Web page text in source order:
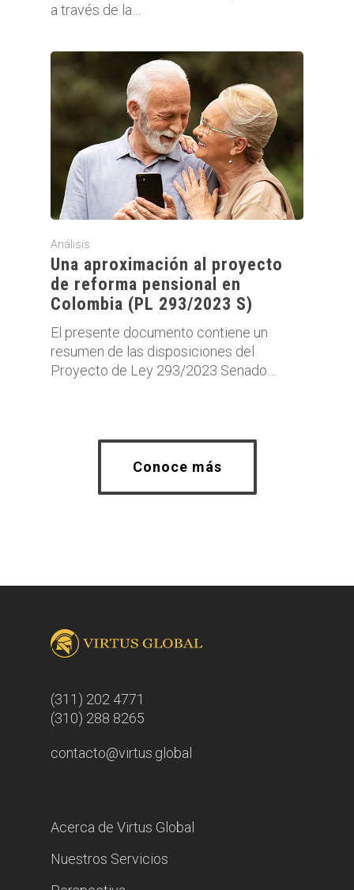
a través de la…
Análisis
Una aproximación al proyecto
de reforma pensional en
Colombia (PL 293/2023 S)
El presente documento contiene un
resumen de las disposiciones del
Proyecto de Ley 293/2023 Senado…
Conoce más
(311) 202 4771
(310) 288 8265
contacto@virtus.global
Acerca de Virtus Global
Nuestros Servicios